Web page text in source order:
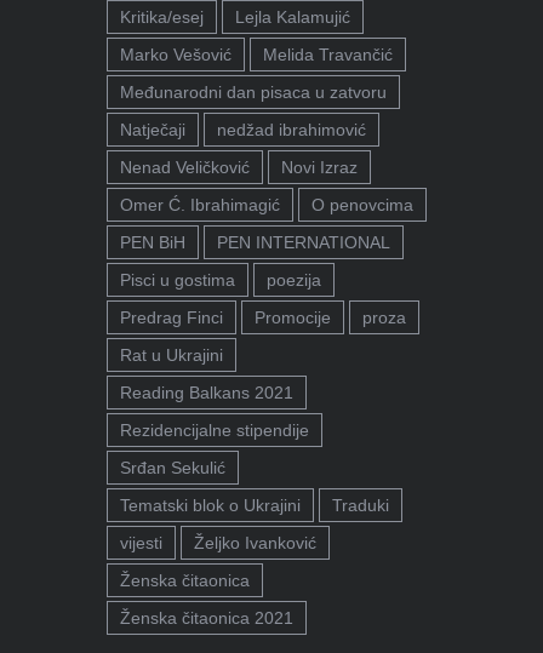
Kritika/esej
Lejla Kalamujić
Marko Vešović
Melida Travančić
Međunarodni dan pisaca u zatvoru
Natječaji
nedžad ibrahimović
Nenad Veličković
Novi Izraz
Omer Ć. Ibrahimagić
O penovcima
PEN BiH
PEN INTERNATIONAL
Pisci u gostima
poezija
Predrag Finci
Promocije
proza
Rat u Ukrajini
Reading Balkans 2021
Rezidencijalne stipendije
Srđan Sekulić
Tematski blok o Ukrajini
Traduki
vijesti
Željko Ivanković
Ženska čitaonica
Ženska čitaonica 2021